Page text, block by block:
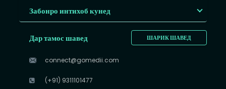
Забонро интихоб кунед
ШАРИК ШАВЕД
Дар тамос шавед
connect@gomedii.com
(+91) 9311101477